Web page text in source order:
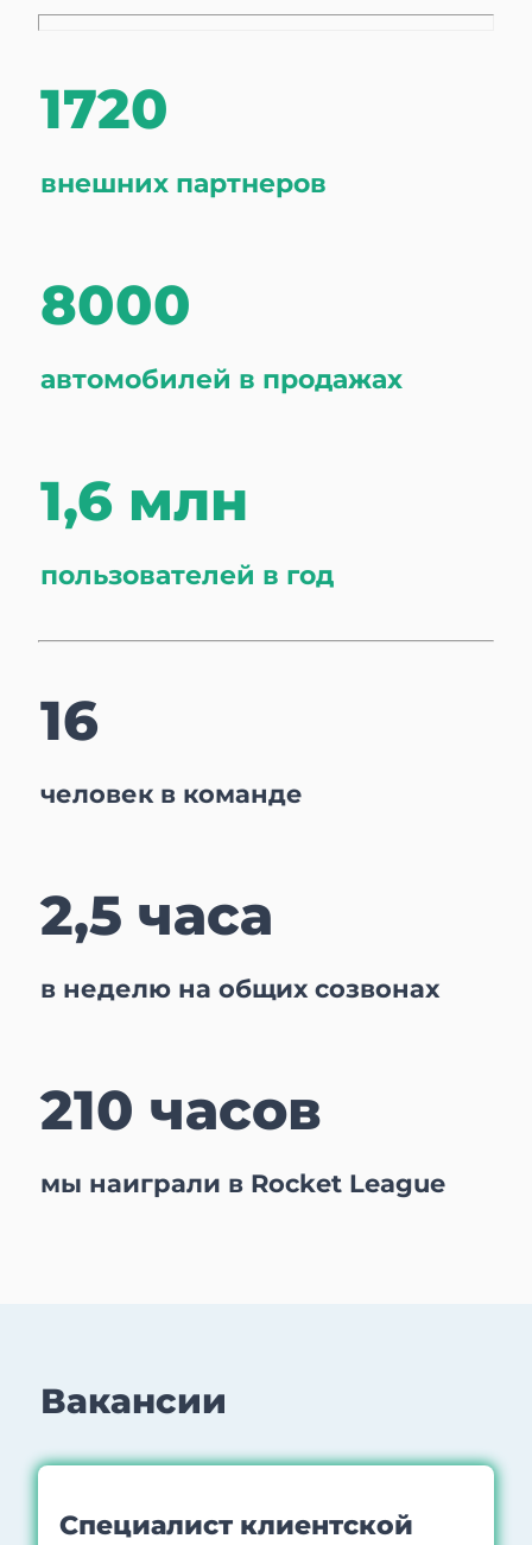
​1​​​​​​720
внешних партнеров
8000
автомобилей в продажах
1,6 млн
пользователей в год
​​​​​​​16
человек в команде
2,5 часа
в неделю на общих созвонах
210 часов
мы наиграли в Rocket League
Вакансии
Специалист клиентской